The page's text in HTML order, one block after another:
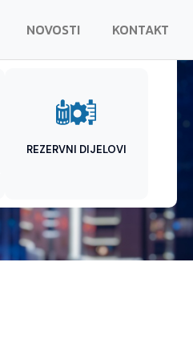
NOVOSTI KONTAKT
REZERVNI DIJELOVI